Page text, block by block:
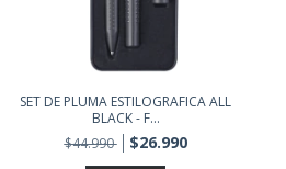
SET DE PLUMA ESTILOGRAFICA ALL
BLACK - F...
$44.990
$26.990